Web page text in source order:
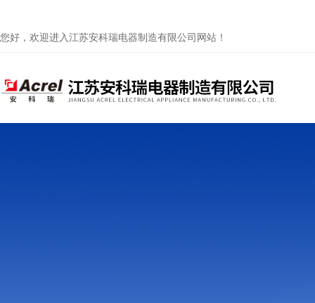
您好，欢迎进入江苏安科瑞电器制造有限公司网站！